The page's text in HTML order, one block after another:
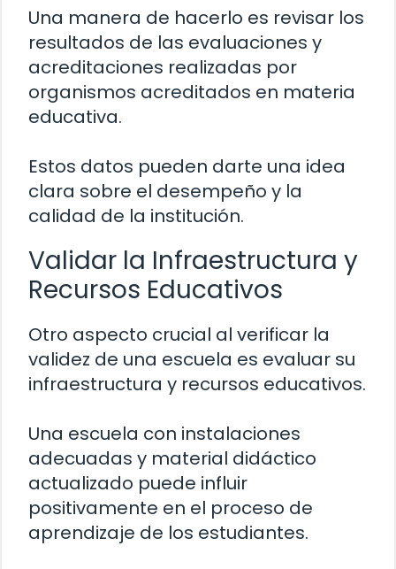
Una manera de hacerlo es revisar los
resultados de las evaluaciones y
acreditaciones realizadas por
organismos acreditados en materia
educativa.
Estos datos pueden darte una idea
clara sobre el desempeño y la
calidad de la institución.
Validar la Infraestructura y
Recursos Educativos
Otro aspecto crucial al verificar la
validez de una escuela es evaluar su
infraestructura y recursos educativos.
Una escuela con instalaciones
adecuadas y material didáctico
actualizado puede influir
positivamente en el proceso de
aprendizaje de los estudiantes.